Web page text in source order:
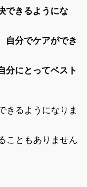
できるようにな
自分でケアができ
分にとってベスト
きるようになりま
こともありません